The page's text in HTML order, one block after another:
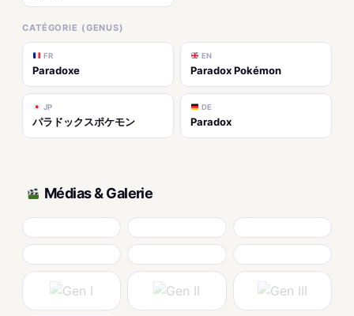
CATÉGORIE (GENUS)
FR
Paradoxe
EN
Paradox Pokémon
JP
パラドックスポケモン
DE
Paradox
Médias & Galerie